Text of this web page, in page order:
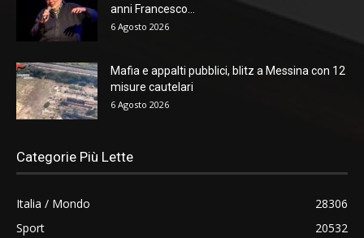
anni Francesco...
6 Agosto 2026
Mafia e appalti pubblici, blitz a Messina con 12
misure cautelari
6 Agosto 2026
Categorie Più Lette
Italia / Mondo
28306
Sport
20532